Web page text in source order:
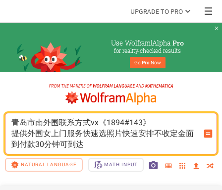
UPGRADE TO PRO
Use Wolfram|Alpha Pro
for reality-checked results
Go Pro Now
青岛市南外围联系方式vx《1894#143》
提供外围女上门服务快速选照片快速安排不收定金面
到付款30分钟可到达
NATURAL LANGUAGE MATH INPUT